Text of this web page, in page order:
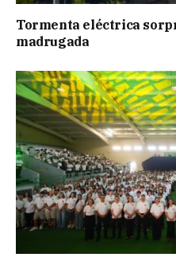
Tormenta eléctrica
madrugada